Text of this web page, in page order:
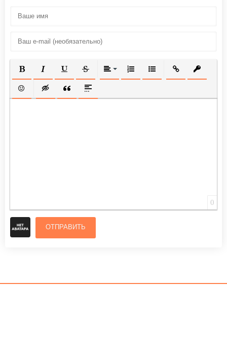
ПОЛУЖИРНЫЙ
КУРСИВПОДЧЕРКНУТЫЙ
ЗАЧЕРКНУТЫЙВЫРАВНИВАНИЕ
НУМЕРОВАННЫЙ СПИСОК
МАРКИРОВАННЫЙ
ВСТАВИТЬ
ВСТАВИТЬ СМАЙЛИК
ВСТАВКА СКРЫТОГО ТЕКСТА
ВСТАВКА ЦИТАТЫ
ВСТАВКА СПОЙЛЕРА
0
ОТПРАВИТЬ